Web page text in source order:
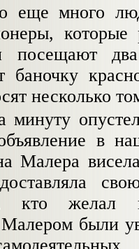
еще много
посещают
баночку
несколько
минуту
в
Малера
кто желал
были